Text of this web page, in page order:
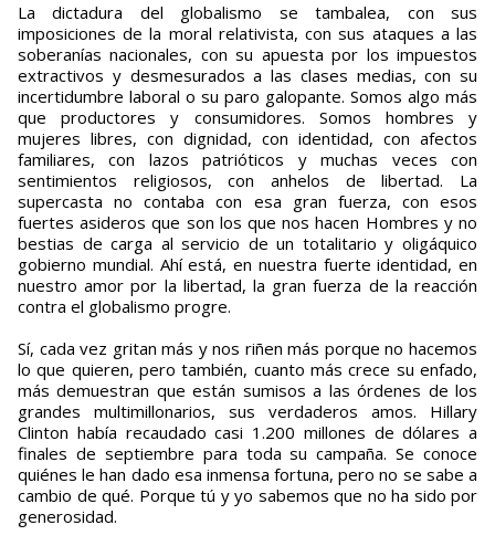
La dictadura del globalismo se tambalea, con sus
imposiciones de la moral relativista, con sus ataques a las
soberanías nacionales, con su apuesta por los impuestos
extractivos y desmesurados a las clases medias, con su
incertidumbre laboral o su paro galopante. Somos algo más
que productores y consumidores. Somos hombres y
mujeres libres, con dignidad, con identidad, con afectos
familiares, con lazos patrióticos y muchas veces con
sentimientos religiosos, con anhelos de libertad. La
supercasta no contaba con esa gran fuerza, con esos
fuertes asideros que son los que nos hacen Hombres y no
bestias de carga al servicio de un totalitario y oligáquico
gobierno mundial. Ahí está, en nuestra fuerte identidad, en
nuestro amor por la libertad, la gran fuerza de la reacción
contra el globalismo progre.
Sí, cada vez gritan más y nos riñen más porque no hacemos
lo que quieren, pero también, cuanto más crece su enfado,
más demuestran que están sumisos a las órdenes de los
grandes multimillonarios, sus verdaderos amos. Hillary
Clinton había recaudado casi 1.200 millones de dólares a
finales de septiembre para toda su campaña. Se conoce
quiénes le han dado esa inmensa fortuna, pero no se sabe a
cambio de qué. Porque tú y yo sabemos que no ha sido por
generosidad.